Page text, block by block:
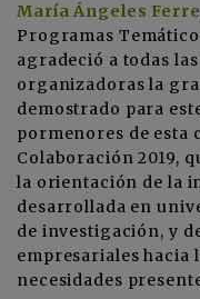
María Ángeles Ferre
Programas
agradeció a todas
organizadoras la
demostrado para
pormenores de esta
Colaboración 2019,
la orientación de la
desarrollada en
de investigación, y
empresariales hacia
necesidades